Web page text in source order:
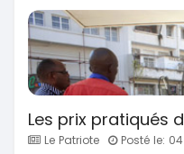
Les prix pratiqués
Le Patriote Posté le: